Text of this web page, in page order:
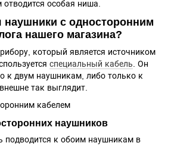
отводится особая ниша.
наушники с односторонним
нашего магазина?
который является источником
специальный кабель. Он
к двум наушникам, либо только к
так выглядит.
наушников
подводится к обоим наушникам в